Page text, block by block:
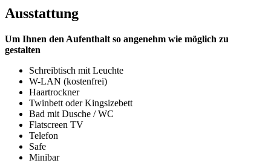
Ausstattung
Um Ihnen den Aufenthalt so angenehm wie möglich zu
gestalten
Schreibtisch mit Leuchte
W-LAN (kostenfrei)
Haartrockner
Twinbett oder Kingsizebett
Bad mit Dusche / WC
Flatscreen TV
Telefon
Safe
Minibar